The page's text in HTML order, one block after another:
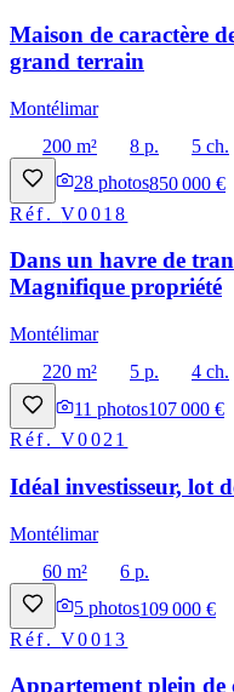
Maison de caractère
grand terrain
Montélimar
200 m²
8 p. 5 ch.
28 photos850 000 €
Réf.V0018
Dans un havre de
Magnifique propriété
Montélimar
220 m²
5 p. 4 ch.
11 photos107 000 €
Réf.V0021
Idéal investisseur, lot
Montélimar
60 m²
6 p.
5 photos109 000 €
Réf.V0013
Appartement plein de